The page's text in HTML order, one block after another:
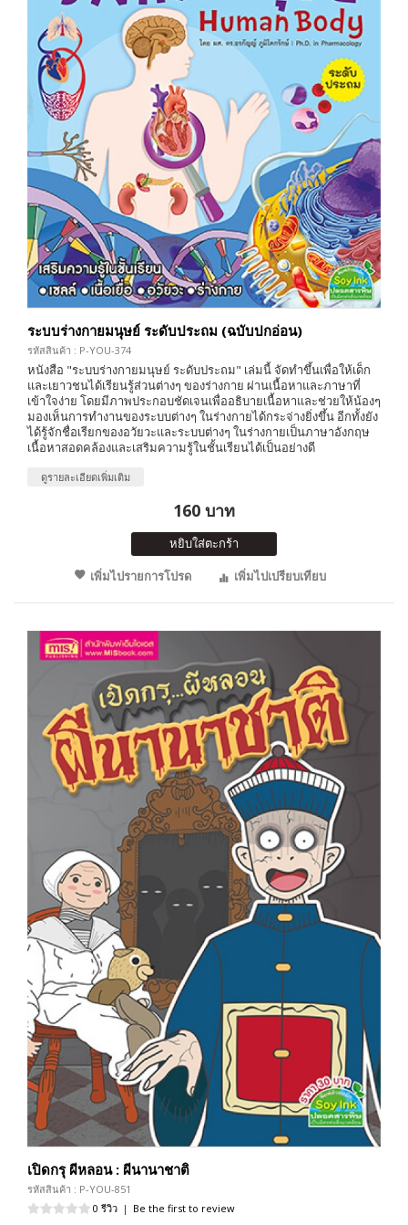
ระบบร่างกายมนุษย์ ระดับประถม (ฉบับปกอ่อน)
รหัสสินค้า : P-YOU-374
หนังสือ "ระบบร่างกายมนุษย์ ระดับประถม" เล่มนี้ จัดทำขึ้นเพื่อให้เด็ก
และเยาวชนได้เรียนรู้ส่วนต่างๆ ของร่างกาย ผ่านเนื้อหาและภาษาที่
เข้าใจง่าย โดยมีภาพประกอบชัดเจนเพื่ออธิบายเนื้อหาและช่วยให้น้องๆ
มองเห็นการทำงานของระบบต่างๆ ในร่างกายได้กระจ่างยิ่งขึ้น อีกทั้งยัง
ได้รู้จักชื่อเรียกของอวัยวะและระบบต่างๆ ในร่างกายเป็นภาษาอังกฤษ
เนื้อหาสอดคล้องและเสริมความรู้ในชั้นเรียนได้เป็นอย่างดี
ดูรายละเอียดเพิ่มเติม
160 บาท
หยิบใส่ตะกร้า
เพิ่มไปรายการโปรด
เพิ่มไปเปรียบเทียบ
เปิดกรุ ผีหลอน : ผีนานาชาติ
รหัสสินค้า : P-YOU-851
0 รีวิว | Be the first to review